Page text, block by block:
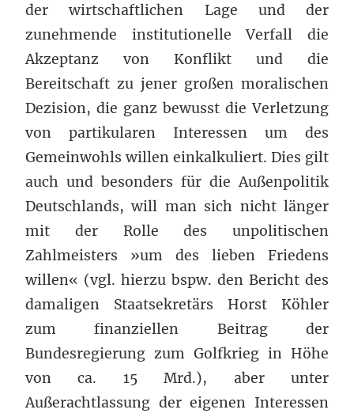
der wirtschaftlichen Lage und der
zunehmende institutionelle Verfall die
Akzeptanz von Konflikt und die
Bereitschaft zu jener großen moralischen
Dezision, die ganz bewusst die Verletzung
von partikularen Interessen um des
Gemeinwohls willen einkalkuliert. Dies gilt
auch und besonders für die Außenpolitik
Deutschlands, will man sich nicht länger
mit der Rolle des unpolitischen
Zahlmeisters »um des lieben Friedens
willen« (vgl. hierzu bspw. den Bericht des
damaligen Staatsekretärs Horst Köhler
zum finanziellen Beitrag der
Bundesregierung zum Golfkrieg in Höhe
von ca. 15 Mrd.), aber unter
Außerachtlassung der eigenen Interessen